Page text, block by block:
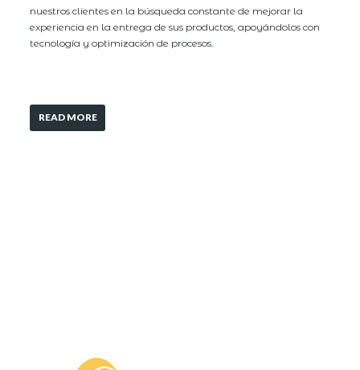
nuestros clientes en la búsqueda constante de mejorar la
experiencia en la entrega de sus productos, apoyándolos con
tecnología y optimización de procesos.
READ MORE